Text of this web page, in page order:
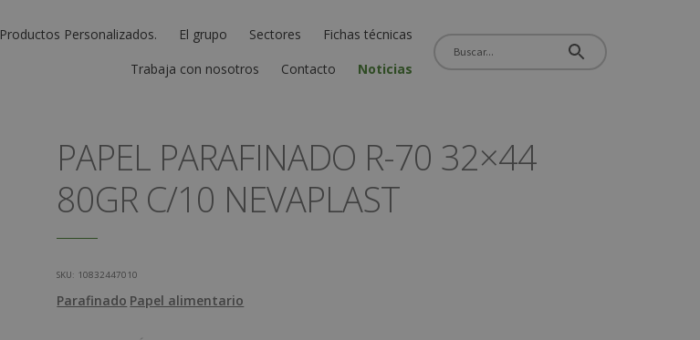
Productos Personalizados. El grupo Sectores
Fichas técnicas
Trabaja con nosotros
Contacto Noticias
PAPEL PARAFINADO R-70 32×44
80GR C/10 NEVAPLAST
SKU: 10832447010
Parafinado Papel alimentario